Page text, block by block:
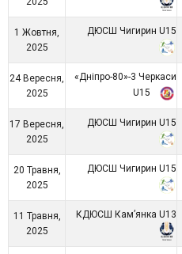
1 Жовтня,
2025
ДЮСШ Чигирин U15
24 Вересня,
2025
«Дніпро-80»-3 Черкаси
U15
17 Вересня,
2025
ДЮСШ Чигирин U15
20 Травня,
2025
ДЮСШ Чигирин U15
11 Травня,
2025
КДЮСШ Кам’янка U13